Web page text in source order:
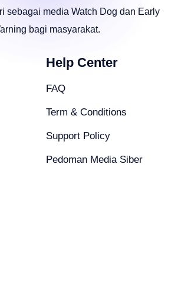
sebagai media Watch Dog dan Early
bagi masyarakat.
Help Center
FAQ
Term & Conditions
Support Policy
Pedoman Media Siber